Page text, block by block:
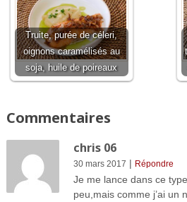
Truite, purée de céleri,
oignons caramélisés au
soja, huile de poireaux
Commentaires
chris 06
30 mars 2017 | Répondre
Je me lance dans ce
peu,mais comme j’ai un